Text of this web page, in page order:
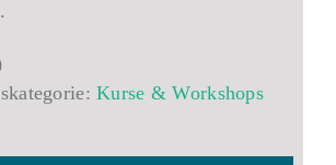
Kurse & Workshops